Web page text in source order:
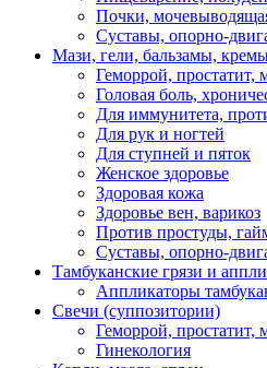
Почки,
Суставы, опорно-
Мази, гели, бальзамы,
Геморрой, простатит,
Головая боль,
Для иммунитета,
Для рук и ногтей
Для ступней и пяток
Женское здоровье
Здоровая кожа
Здоровье вен, варикоз
Против простуды,
Суставы, опорно-
Тамбуканские грязи и
Аппликаторы
Свечи (суппозитории)
Геморрой, простатит,
Гинекология